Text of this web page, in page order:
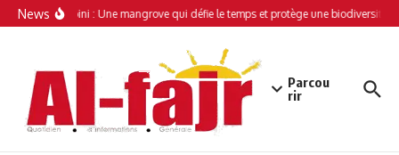
Aller au contenu
News
Simamboini : Une mangrove qui défie le temps et protège une biodiversité
Parcou
rir